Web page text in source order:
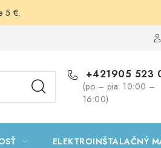
5 €.
+421905 523
(po – pia: 10:00 –
16:00)
ELEKTROINŠTALAČNÝ